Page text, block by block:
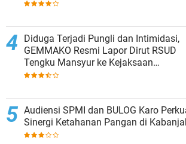
Diduga Terjadi Pungli dan Intimidasi,
GEMMAKO Resmi Lapor Dirut RSUD
Tengku Mansyur ke Kejaksaan
Tanjungbalai
Audiensi SPMI dan BULOG Karo
Sinergi Ketahanan Pangan di